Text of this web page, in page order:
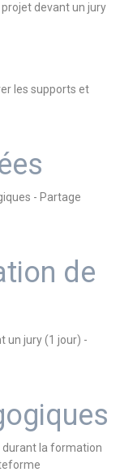
devant un jury
les supports et
- Partage
de
un jury (1 jour) -
durant la formation